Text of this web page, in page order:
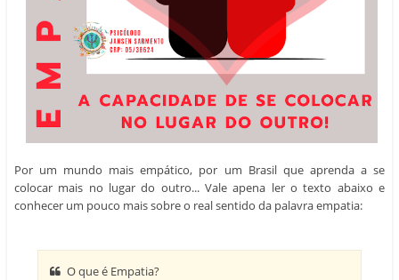
Por um mundo mais empático, por um Brasil que aprenda a se
colocar mais no lugar do outro... Vale apena ler o texto abaixo e
conhecer um pouco mais sobre o real sentido da palavra empatia:
O que é Empatia?